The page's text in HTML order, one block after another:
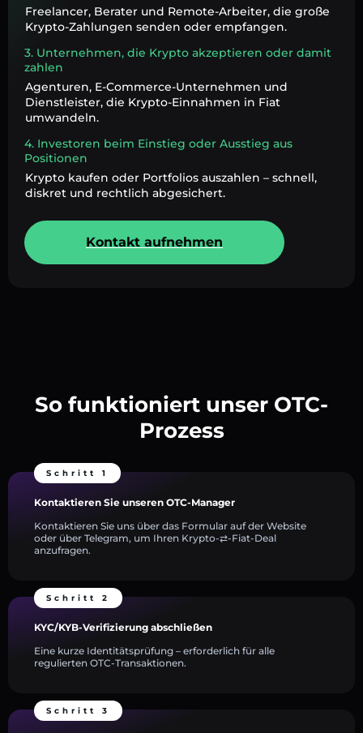
Freelancer, Berater und Remote-Arbeiter, die große
Krypto-Zahlungen senden oder empfangen.
3. Unternehmen, die Krypto akzeptieren oder damit
zahlen
Agenturen, E-Commerce-Unternehmen und
Dienstleister, die Krypto-Einnahmen in Fiat
umwandeln.
4. Investoren beim Einstieg oder Ausstieg aus
Positionen
Krypto kaufen oder Portfolios auszahlen – schnell,
diskret und rechtlich abgesichert.
Kontakt aufnehmen
So funktioniert unser OTC-
Prozess
Schritt 1
Kontaktieren Sie unseren OTC-Manager
Kontaktieren Sie uns über das Formular auf der Website
oder über Telegram, um Ihren Krypto-⇄-Fiat-Deal
anzufragen.
Schritt 2
KYC/KYB-Verifizierung abschließen
Eine kurze Identitätsprüfung – erforderlich für alle
regulierten OTC-Transaktionen.
Schritt 3